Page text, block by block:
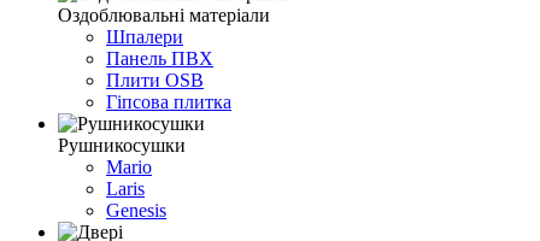
Оздоблювальні матеріали
Шпалери
Панель ПВХ
Плити OSB
Гіпсова плитка
Рушникосушки
Mario
Laris
Genesis